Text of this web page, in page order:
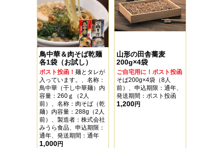
鳥中華＆肉そば乾麺
各1袋（お試し）
ポスト投函！ 麺とタレが
入っています。、名称：
鳥中華（干し中華麺）内
容量：260ｇ（2人
前）、名称：肉そば（乾
麺）内容量：288g（2人
前）、製造者：株式会社
みうら食品、申込期限：
通年、発送期間：通年
1,000円
山形の田舎蕎麦
200g×4袋
ご自宅用に！ポスト投函
そば200g×4袋（8人
前）、申込期限：通年、
発送期間：ポスト投函
1,200円